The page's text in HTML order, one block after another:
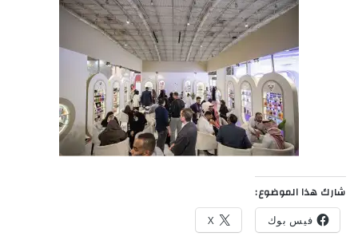
شارك هذا الموضوع:
فيس بوك X